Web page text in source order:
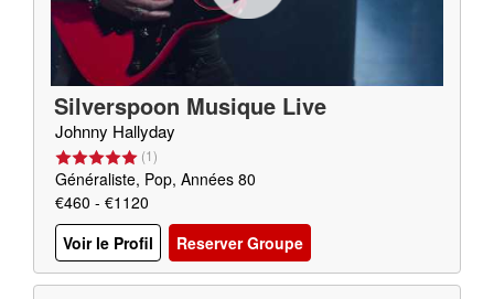
Silverspoon Musique Live
Johnny Hallyday
(1)
Généraliste, Pop, Années 80
€460 - €1120
Voir le Profil
Reserver Groupe